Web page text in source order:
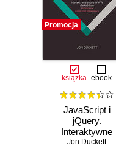
Promocja
książka ebook
JavaScript i
jQuery.
Interaktywne
strony WWW dla
Jon Duckett